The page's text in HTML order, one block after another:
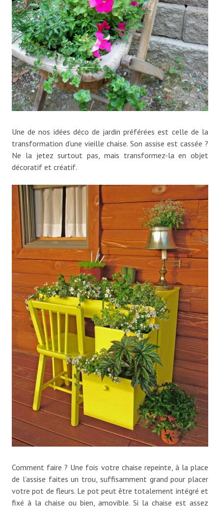
Une de nos idées déco de jardin préférées est celle de la
transformation d’une vieille chaise. Son assise est cassée ?
Ne la jetez surtout pas, mais transformez-la en objet
décoratif et créatif.
Comment faire ? Une fois votre chaise repeinte, à la place
de l’assise faites un trou, suffisamment grand pour placer
votre pot de fleurs. Le pot peut être totalement intégré et
fixé à la chaise ou bien, amovible. Si la chaise est assez